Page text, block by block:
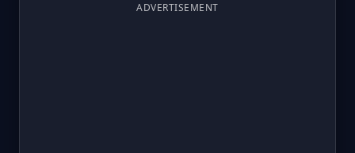
ADVERTISEMENT